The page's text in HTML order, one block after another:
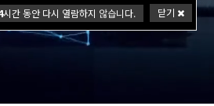
시간 동안 다시 열람하지 않습니다. 닫기